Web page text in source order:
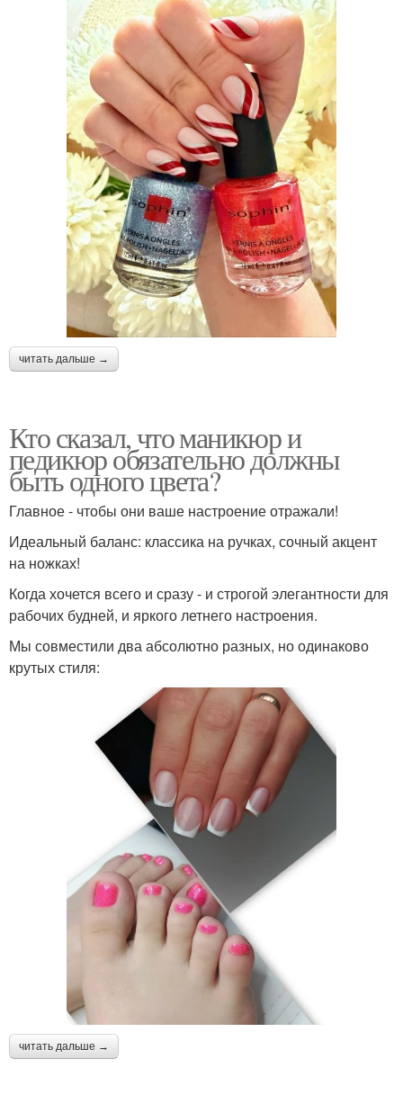
читать дальше →
Кто сказал, что маникюр и
педикюр обязательно должны
быть одного цвета?
Главное - чтобы они ваше настроение отражали!
Идеальный баланс: классика на ручках, сочный акцент
на ножках!
Когда хочется всего и сразу - и строгой элегантности для
рабочих будней, и яркого летнего настроения.
Мы совместили два абсолютно разных, но одинаково
крутых стиля:
читать дальше →